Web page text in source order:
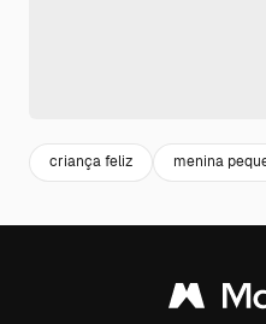
criança feliz menina